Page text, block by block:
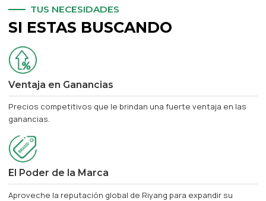
TUS NECESIDADES
SI ESTAS BUSCANDO
Ventaja en Ganancias
Precios competitivos que le brindan una fuerte ventaja en las
ganancias.
El Poder de la Marca
Aproveche la reputación global de Riyang para expandir su